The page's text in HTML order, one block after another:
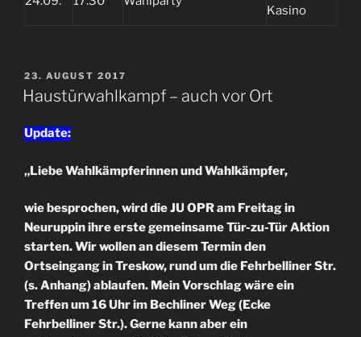
Kasino
VERÖFFENTLICHT
AM
23. AUGUST 2017
Haustürwahlkampf – auch vor Ort
Update:
„Liebe Wahlkämpferinnen und Wahlkämpfer,
wie besprochen, wird die JU OPR am Freitag in
Neuruppin ihre erste gemeinsame Tür-zu-Tür Aktion
starten. Wir wollen an diesem Termin den
Ortseingang in Treskow, rund um die Fehrbelliner Str.
(s. Anhang) ablaufen. Mein Vorschlag wäre ein
Treffen um 16 Uhr im Bechliner Weg (Ecke
Fehrbelliner Str.). Gerne kann aber ein